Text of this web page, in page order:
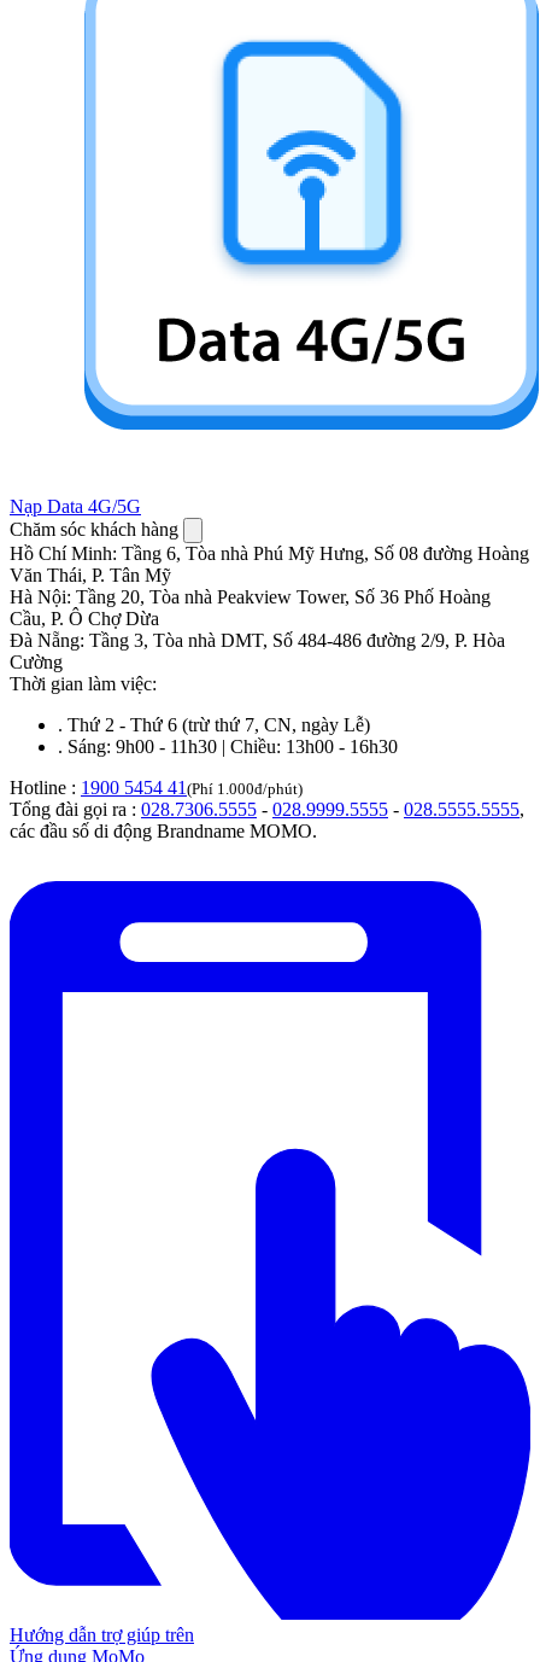
Nạp Data 4G/5G
Chăm sóc khách hàng
Hồ Chí Minh: Tầng 6, Tòa nhà Phú Mỹ Hưng, Số 08 đường Hoàng
Văn Thái, P. Tân Mỹ
Hà Nội: Tầng 20, Tòa nhà Peakview Tower, Số 36 Phố Hoàng
Cầu, P. Ô Chợ Dừa
Đà Nẵng: Tầng 3, Tòa nhà DMT, Số 484-486 đường 2/9, P. Hòa
Cường
Thời gian làm việc:
. Thứ 2 - Thứ 6 (trừ thứ 7, CN, ngày Lễ)
. Sáng: 9h00 - 11h30 | Chiều: 13h00 - 16h30
Hotline : 1900 5454 41 (Phí 1.000đ/phút)
Tổng đài gọi ra : 028.7306.5555 - 028.9999.5555 - 028.5555.5555,
các đầu số di động Brandname MOMO.
Hướng dẫn trợ giúp trên
Ứng dụng MoMo